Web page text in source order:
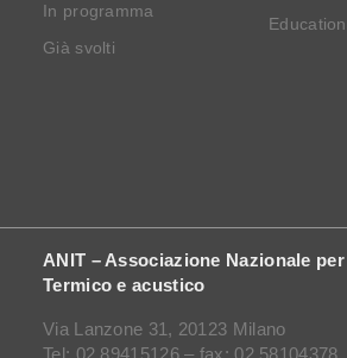
In programma
Già svolti
ANIT – Associazione Nazionale
Termico e acustico
Via Lanzone 31, 20123 Milano
Tel: 02 89415126 – fax: 02 58104378